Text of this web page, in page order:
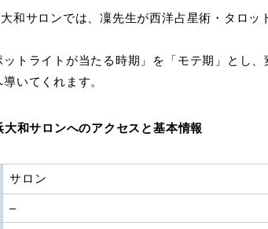
和サロンでは、凜先生が西洋占星術・タロッ
トライトが当たる時期」を「モテ期」とし
いてくれます。
和サロンへのアクセスと基本情報
サロン
–